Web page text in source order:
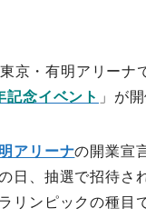
京・有明アリーナ
記念イベント 」が開
アリーナの開業宣
日、抽選で招待さ
リンピックの種目